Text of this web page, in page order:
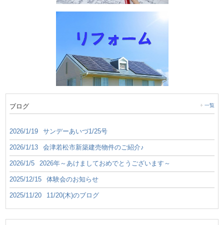
ブログ 一覧
2026/1/19 サンデーあいづ1/25号
2026/1/13 会津若松市新築建売物件のご紹介♪
2026/1/5 2026年～あけましておめでとうございます～
2025/12/15 体験会のお知らせ
2025/11/20 11/20(木)のブログ